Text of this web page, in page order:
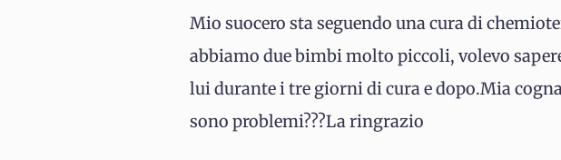
Mio suocero sta seguendo una cura di
abbiamo due bimbi molto piccoli, volevo
lui durante i tre giorni di cura e dopo.Mia
sono problemi???La ringrazio